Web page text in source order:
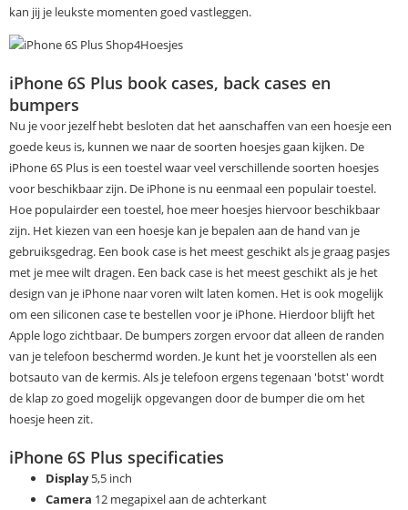
kan jij je leukste momenten goed vastleggen.
iPhone 6S Plus book cases, back cases en
bumpers
Nu je voor jezelf hebt besloten dat het aanschaffen van een hoesje een
goede keus is, kunnen we naar de soorten hoesjes gaan kijken. De
iPhone 6S Plus is een toestel waar veel verschillende soorten hoesjes
voor beschikbaar zijn. De iPhone is nu eenmaal een populair toestel.
Hoe populairder een toestel, hoe meer hoesjes hiervoor beschikbaar
zijn. Het kiezen van een hoesje kan je bepalen aan de hand van je
gebruiksgedrag. Een book case is het meest geschikt als je graag pasjes
met je mee wilt dragen. Een back case is het meest geschikt als je het
design van je iPhone naar voren wilt laten komen. Het is ook mogelijk
om een siliconen case te bestellen voor je iPhone. Hierdoor blijft het
Apple logo zichtbaar. De bumpers zorgen ervoor dat alleen de randen
van je telefoon beschermd worden. Je kunt het je voorstellen als een
botsauto van de kermis. Als je telefoon ergens tegenaan 'botst' wordt
de klap zo goed mogelijk opgevangen door de bumper die om het
hoesje heen zit.
iPhone 6S Plus specificaties
Display5,5 inch
Camera 12 megapixel aan de achterkant